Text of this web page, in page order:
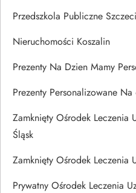
Przedszkola Publiczne
Nieruchomości Koszalin
Prezenty Na Dzien Mamy
Prezenty Personalizowane
Zamknięty Ośrodek Leczenia
Śląsk
Zamknięty Ośrodek Leczenia
Prywatny Ośrodek Leczenia